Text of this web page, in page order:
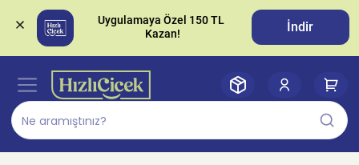
Uygulamaya Özel 150 TL
İndir